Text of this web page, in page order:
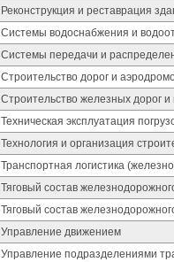
Реконструкция и реставрация
Системы водоснабжения и
Системы передачи и
Строительство дорог и
Строительство железных дорог и
Техническая эксплуатация
Технология и организация
Транспортная логистика
Тяговый состав
Тяговый состав
Управление движением
Управление подразделениями